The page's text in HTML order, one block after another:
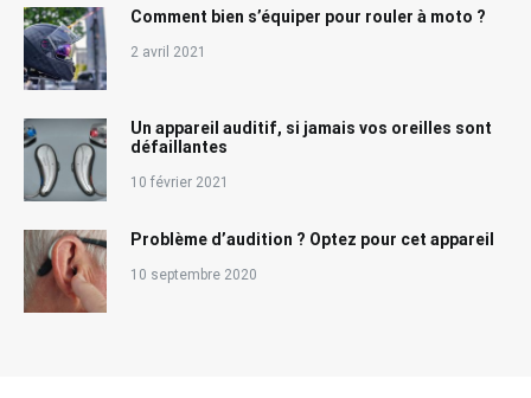
Comment bien s’équiper pour rouler à moto ?
2 avril 2021
Un appareil auditif, si jamais vos oreilles sont
défaillantes
10 février 2021
Problème d’audition ? Optez pour cet appareil
10 septembre 2020